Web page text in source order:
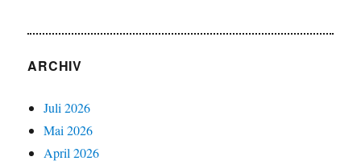
ARCHIV
Juli 2026
Mai 2026
April 2026